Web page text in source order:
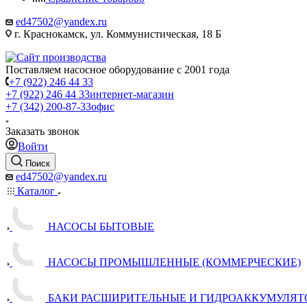
ed47502@yandex.ru
г. Краснокамск, ул. Коммунистическая, 18 Б
Поставляем насосное оборудование с 2001 года
+7 (922) 246 44 33
+7 (922) 246 44 33интернет-магазин
+7 (342) 200-87-33офис
Заказать звонок
Войти
Поиск
ed47502@yandex.ru
Каталог
НАСОСЫ БЫТОВЫЕ
НАСОСЫ ПРОМЫШЛЕННЫЕ (КОММЕРЧЕСКИЕ)
БАКИ РАСШИРИТЕЛЬНЫЕ И